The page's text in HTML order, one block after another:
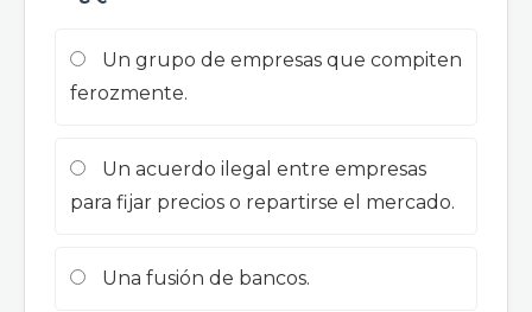
Un grupo de empresas que compiten
ferozmente.
Un acuerdo ilegal entre empresas
para fijar precios o repartirse el mercado.
Una fusión de bancos.